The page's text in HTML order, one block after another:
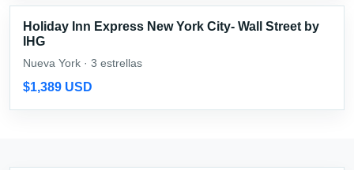
Holiday Inn Express New York City- Wall Street by
IHG
Nueva York · 3 estrellas
$1,389 USD